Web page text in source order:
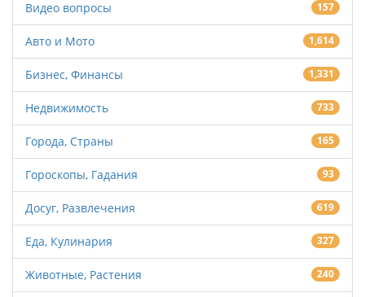
Видео вопросы 157
Авто и Мото 1,614
Бизнес, Финансы 1,331
Недвижимость 733
Города, Страны 165
Гороскопы, Гадания 93
Досуг, Развлечения 619
Еда, Кулинария 327
Животные, Растения 240